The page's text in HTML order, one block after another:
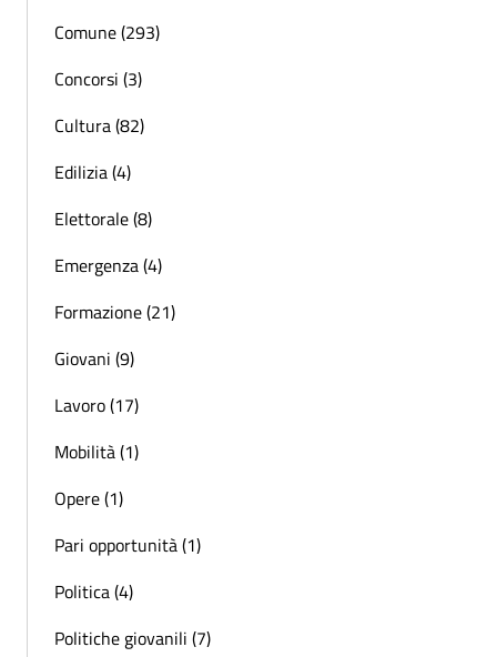
Comune (293)
Concorsi (3)
Cultura (82)
Edilizia (4)
Elettorale (8)
Emergenza (4)
Formazione (21)
Giovani (9)
Lavoro (17)
Mobilità (1)
Opere (1)
Pari opportunità (1)
Politica (4)
Politiche giovanili (7)